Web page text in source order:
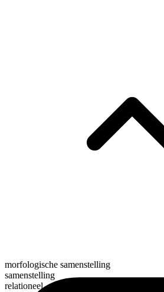
morfologische samenstelling
samenstelling
relationeel